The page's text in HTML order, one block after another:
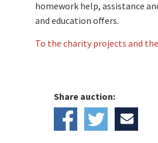
homework help, assistance
and education offers.
To the charity projects and
Share auction: